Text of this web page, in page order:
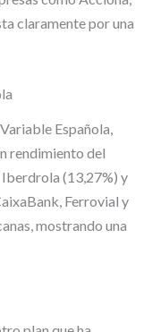
claramente por una
Española,
rendimiento del
(13,27%) y
Ferrovial y
mostrando una